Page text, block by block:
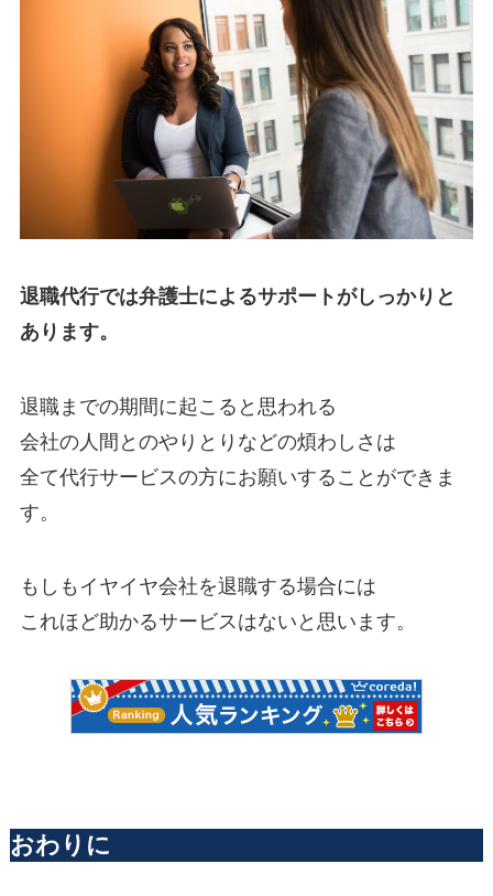
退職代行では弁護士によるサポートがしっかりと
あります。
退職までの期間に起こると思われる
会社の人間とのやりとりなどの煩わしさは
全て代行サービスの方にお願いすることができま
す。
もしもイヤイヤ会社を退職する場合には
これほど助かるサービスはないと思います。
おわりに